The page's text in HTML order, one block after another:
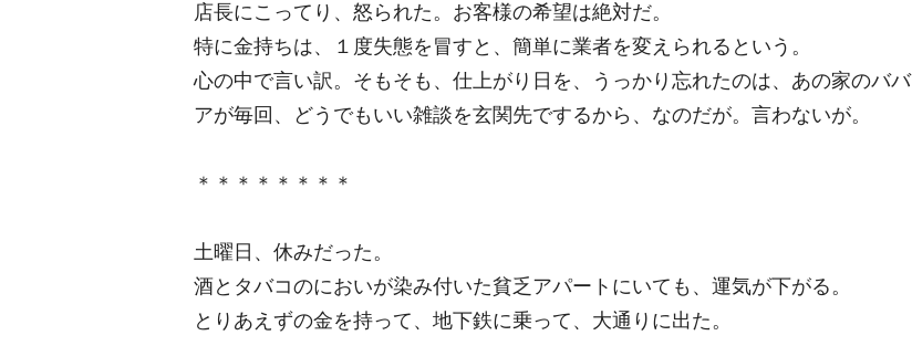
店長にこってり、怒られた。お客様の希望は絶対だ。
特に金持ちは、１度失態を冒すと、簡単に業者を変えられるという。
心の中で言い訳。そもそも、仕上がり日を、うっかり忘れたのは、あの家のババ
アが毎回、どうでもいい雑談を玄関先でするから、なのだが。言わないが。
＊＊＊＊＊＊＊＊
土曜日、休みだった。
酒とタバコのにおいが染み付いた貧乏アパートにいても、運気が下がる。
とりあえずの金を持って、地下鉄に乗って、大通りに出た。